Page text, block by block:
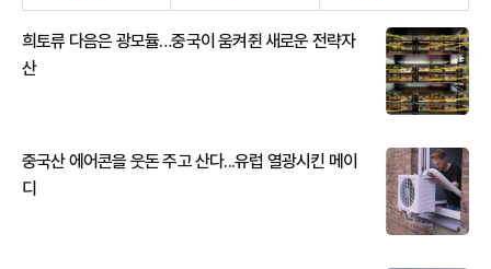
희토류 다음은 광모듈…중국이 움켜쥔 새로운 전략자
산
중국산 에어콘을 웃돈 주고 산다...유럽 열광시킨 메이
디